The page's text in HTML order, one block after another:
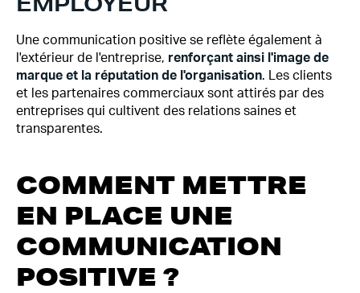
Une communication positive se reflète également à
l'extérieur de l'entreprise, renforçant ainsi l'image de
marque et la réputation de l'organisation. Les clients
et les partenaires commerciaux sont attirés par des
entreprises qui cultivent des relations saines et
transparentes.
COMMENT METTRE
EN PLACE UNE
COMMUNICATION
POSITIVE ?